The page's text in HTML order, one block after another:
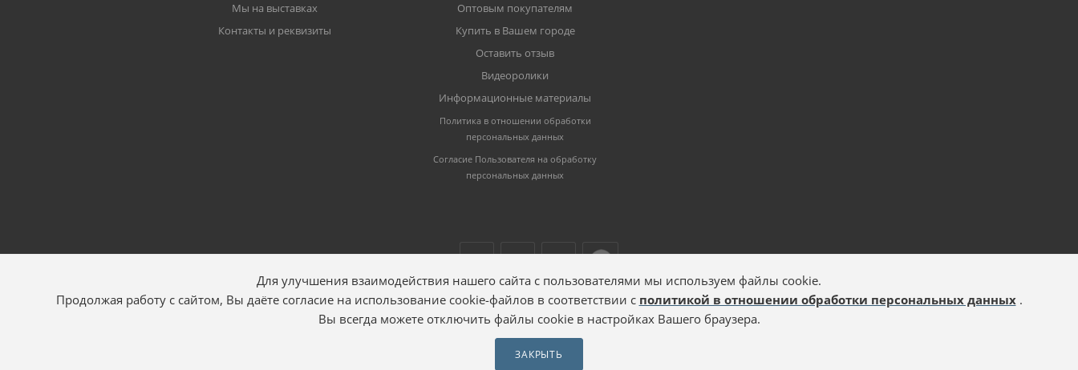
Мы на выставках
Контакты и реквизиты
Оптовым покупателям
Купить в Вашем городе
Оставить отзыв
Видеоролики
Информационные материалы
Политика в отношении обработки
персональных данных
Согласие Пользователя на обработку
персональных данных
Для улучшения взаимодействия нашего сайта с пользователями мы используем файлы cookie.
Продолжая работу с сайтом, Вы даёте согласие на использование cookie-файлов в соответствии с политикой в отношении обработки персональных данных.
Вы всегда можете отключить файлы cookie в настройках Вашего браузера.
ЗАКРЫТЬ